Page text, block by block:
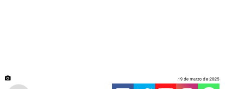
19 de marzo de 2025